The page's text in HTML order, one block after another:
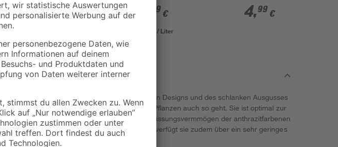
5,99€ 49 €
2,49 € / Liter
4,99 €
Die Gießkanne "Eden" sieht dank ihres modernen Designs und des schlanken Ausgusses
gut aus und sorgt zugleich dafür, dass es Ihren Pflanzen auch so geht. Sie ist optimal zur
Bewässerung von Topfpflanzen geeignet. Das Fassungsvermmögen der anthrazitfarbenen
Kanne beträgt 2 l. Dank des Kunststoffmaterials verfügt sie zudem über ein sehr geringes
Gewicht.